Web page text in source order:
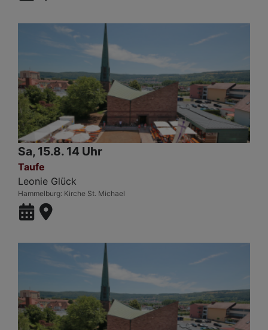
Sa, 15.8. 14 Uhr
Taufe
Leonie Glück
Hammelburg Kirche St. Michael